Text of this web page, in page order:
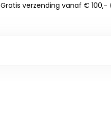
Gratis verzending vanaf €